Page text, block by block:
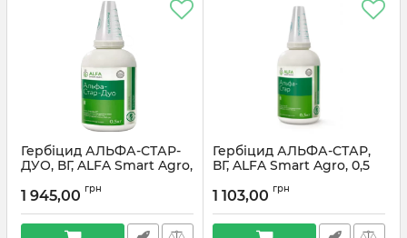
Гербіцид АЛЬФА-СТАР-
ДУО, ВГ, ALFA Smart Agro,
1 945,00 грн
Гербіцид АЛЬФА-СТАР,
ВГ, ALFA Smart Agro, 0,5
1 103,00 грн